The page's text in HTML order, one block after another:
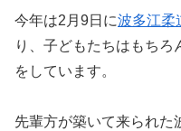
今年は2月9日に波多江柔
り、子どもたちはもち
をしています。
先輩方が築いて来られた